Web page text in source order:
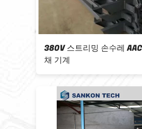
두배 드럼 1.25Mpa 체인
보일러